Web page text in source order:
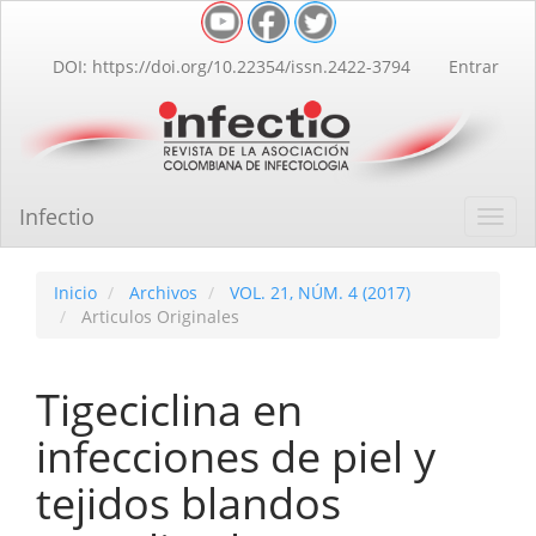
Contenido
principal
lateral
DOI: https://doi.org/10.22354/issn.2422-3794 Entrar
Infectio
Inicio Archivos
VOL. 21, NÚM. 4 (2017)
Articulos Originales
Tigeciclina en
infecciones de piel y
tejidos blandos